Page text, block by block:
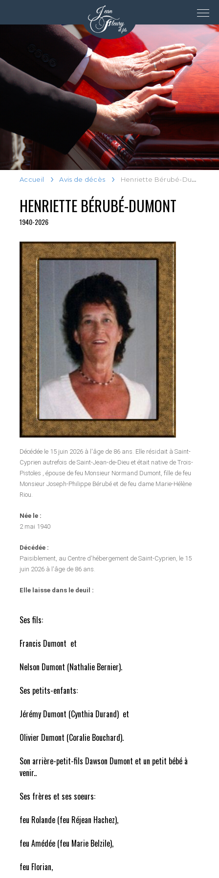
Accueil Avis de décès Henriette Bérubé-Dumont
HENRIETTE BÉRUBÉ-DUMONT
1940-2026
Décédée le 15 juin 2026 à l'âge de 86 ans. Elle résidait à Saint-
Cyprien autrefois de Saint-Jean-de-Dieu et était native de Trois-
Pistoles , épouse de feu Monsieur Normand Dumont, fille de feu
Monsieur Joseph-Philippe Bérubé et de feu dame Marie-Hélène
Riou.
Née le :
2 mai 1940
Décédée :
Paisiblement, au Centre d'hébergement de Saint-Cyprien, le 15
juin 2026 à l'âge de 86 ans.
Elle laisse dans le deuil :
Ses fils:
Francis Dumont et
Nelson Dumont (Nathalie Bernier).
Ses petits-enfants:
Jérémy Dumont (Cynthia Durand) et
Olivier Dumont (Coralie Bouchard).
Son arrière-petit-fils Dawson Dumont et un petit bébé à
venir..
Ses frères et ses soeurs:
feu Rolande (feu Réjean Hachez),
feu Amédée (feu Marie Belzile),
feu Florian,